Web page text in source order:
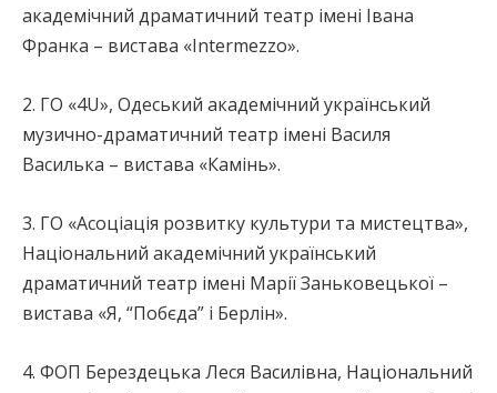
академічний драматичний театр імені Івана
Франка – вистава «Іntermezzo».
2. ГО «4U», Одеський академічний український
музично-драматичний театр імені Василя
Василька – вистава «Камінь».
3. ГО «Асоціація розвитку культури та мистецтва»,
Національний академічний український
драматичний театр імені Марії Заньковецької –
вистава «Я, “Побєда” і Берлін».
4. ФОП Берездецька Леся Василівна, Національний